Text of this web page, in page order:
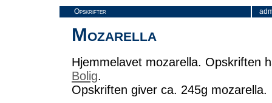
Opskrifter
Mozarella
Hjemmelavet mozarella. Opskriften
Bolig.
Opskriften giver ca. 245g mozarella.